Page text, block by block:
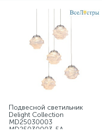
Подвесной светильник
Delight Collection
MD25030003
MD25030003-5A